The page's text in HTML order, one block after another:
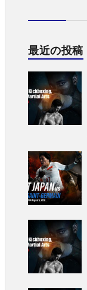
最近の投稿